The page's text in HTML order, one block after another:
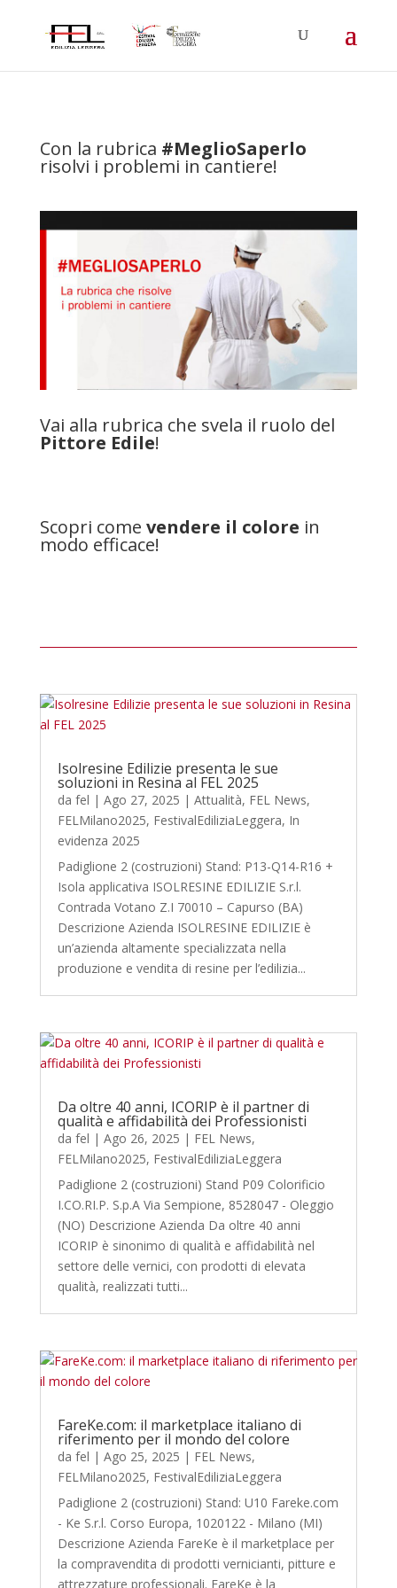
Con la rubrica #MeglioSaperlo
risolvi i problemi in cantiere!
Vai alla rubrica che svela il ruolo del
Pittore Edile!
Scopri come vendere il colore in
modo efficace!
Isolresine Edilizie presenta le sue
soluzioni in Resina al FEL 2025
da fel | Ago 27, 2025 | Attualità, FEL News,
FELMilano2025, FestivalEdiliziaLeggera, In
evidenza 2025
Padiglione 2 (costruzioni) Stand: P13-Q14-R16 +
Isola applicativa ISOLRESINE EDILIZIE S.r.l.
Contrada Votano Z.I 70010 – Capurso (BA)
Descrizione Azienda ISOLRESINE EDILIZIE è
un’azienda altamente specializzata nella
produzione e vendita di resine per l’edilizia...
Da oltre 40 anni, ICORIP è il partner di
qualità e affidabilità dei Professionisti
da fel | Ago 26, 2025 | FEL News,
FELMilano2025, FestivalEdiliziaLeggera
Padiglione 2 (costruzioni) Stand P09 Colorificio
I.CO.RI.P. S.p.A Via Sempione, 8528047 - Oleggio
(NO) Descrizione Azienda Da oltre 40 anni
ICORIP è sinonimo di qualità e affidabilità nel
settore delle vernici, con prodotti di elevata
qualità, realizzati tutti...
FareKe.com: il marketplace italiano di
riferimento per il mondo del colore
da fel | Ago 25, 2025 | FEL News,
FELMilano2025, FestivalEdiliziaLeggera
Padiglione 2 (costruzioni) Stand: U10 Fareke.com
- Ke S.r.l. Corso Europa, 1020122 - Milano (MI)
Descrizione Azienda FareKe è il marketplace per
la compravendita di prodotti vernicianti, pitture e
attrezzature professionali. FareKe è la